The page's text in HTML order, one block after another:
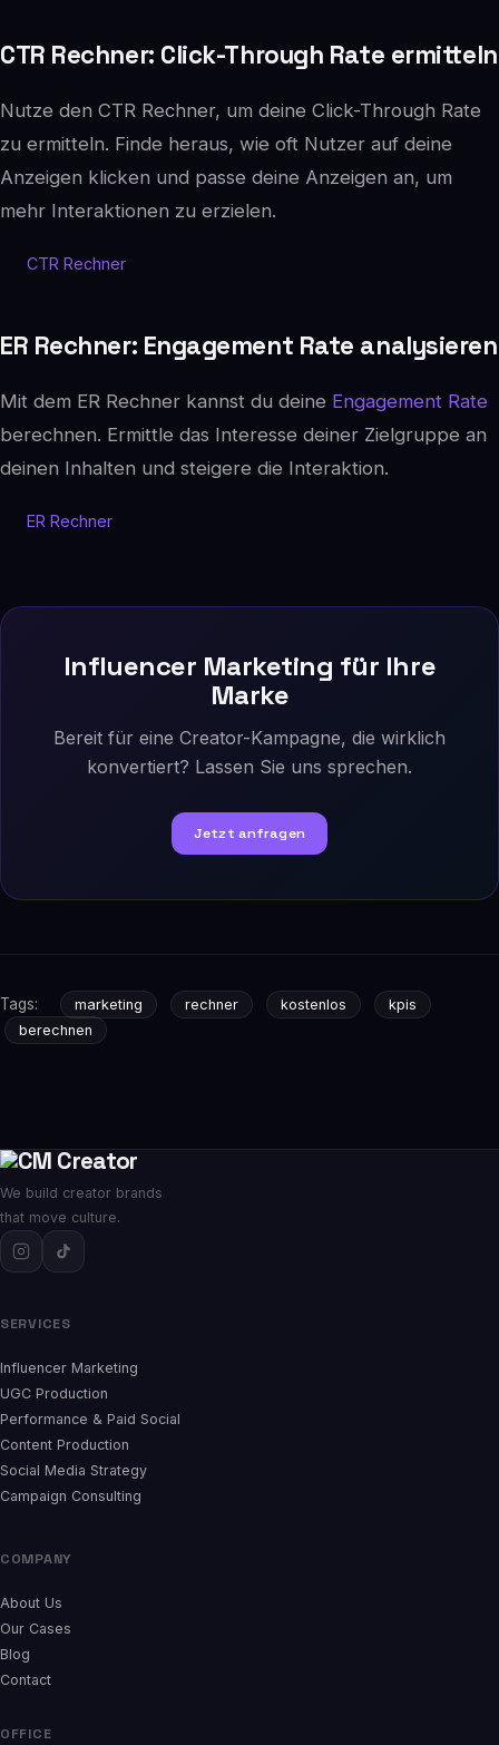
CTR Rechner: Click-Through Rate ermitteln
Nutze den CTR Rechner, um deine Click-Through Rate
zu ermitteln. Finde heraus, wie oft Nutzer auf deine
Anzeigen klicken und passe deine Anzeigen an, um
mehr Interaktionen zu erzielen.
CTR Rechner
ER Rechner: Engagement Rate analysieren
Mit dem ER Rechner kannst du deine Engagement Rate
berechnen. Ermittle das Interesse deiner Zielgruppe an
deinen Inhalten und steigere die Interaktion.
ER Rechner
Influencer Marketing für Ihre
Marke
Bereit für eine Creator-Kampagne, die wirklich
konvertiert? Lassen Sie uns sprechen.
Jetzt anfragen
Tags: marketing rechner kostenlos
kpis
berechnen
We build creator brands
that move culture.
SERVICES
Influencer Marketing
UGC Production
Performance & Paid Social
Content Production
Social Media Strategy
Campaign Consulting
COMPANY
About Us
Our Cases
Blog
Contact
OFFICE